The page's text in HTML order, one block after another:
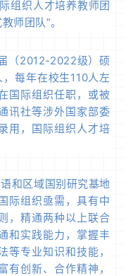
组织人才培养教师团
师团队”。
（2012-2022级）硕
每年在校生110人左
国际组织任职，或被
讯社等涉外国家部委
用，国际组织人才培
和区域国别研究基地
际组织亟需，具有中
，精通两种以上联合
和实践能力，掌握丰
等专业知识和技能，
有创新、合作精神，